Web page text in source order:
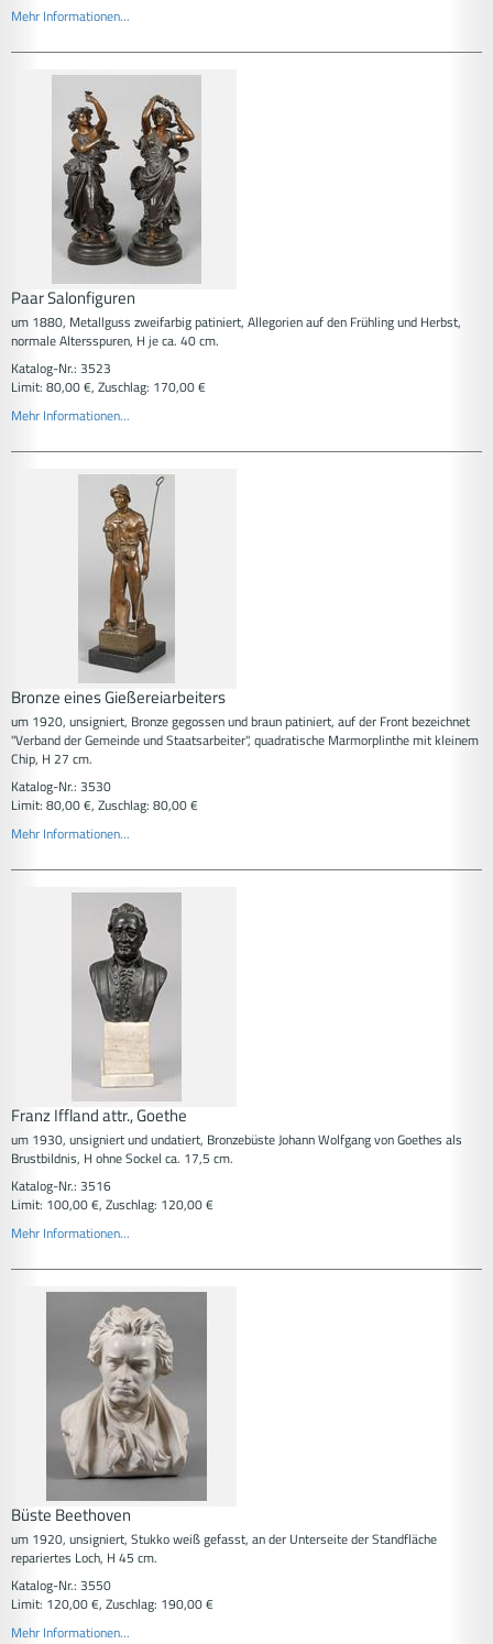
Mehr Informationen...
Paar Salonfiguren
um 1880, Metallguss zweifarbig patiniert, Allegorien auf den Frühling und Herbst,
normale Altersspuren, H je ca. 40 cm.
Katalog-Nr.: 3523
Limit: 80,00 €, Zuschlag: 170,00 €
Mehr Informationen...
Bronze eines Gießereiarbeiters
um 1920, unsigniert, Bronze gegossen und braun patiniert, auf der Front bezeichnet
"Verband der Gemeinde und Staatsarbeiter", quadratische Marmorplinthe mit kleinem
Chip, H 27 cm.
Katalog-Nr.: 3530
Limit: 80,00 €, Zuschlag: 80,00 €
Mehr Informationen...
Franz Iffland attr., Goethe
um 1930, unsigniert und undatiert, Bronzebüste Johann Wolfgang von Goethes als
Brustbildnis, H ohne Sockel ca. 17,5 cm.
Katalog-Nr.: 3516
Limit: 100,00 €, Zuschlag: 120,00 €
Mehr Informationen...
Büste Beethoven
um 1920, unsigniert, Stukko weiß gefasst, an der Unterseite der Standfläche
repariertes Loch, H 45 cm.
Katalog-Nr.: 3550
Limit: 120,00 €, Zuschlag: 190,00 €
Mehr Informationen...